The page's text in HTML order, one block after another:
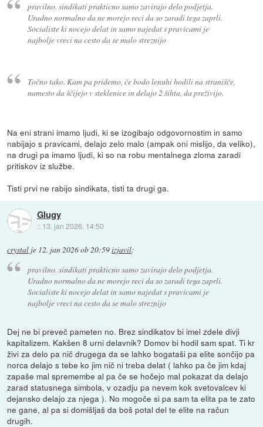
pravilno. sindikati prakticno samo zavirajo delo podjetja.
Uradno normalno da ne morejo reci da so zaradi tega zaprli.
Socialiste ki nocejo delat in samo najedat s pravicami je
najbolje vreci na cesto da se malo streznijo
Točno tako. Kam pa pridemo, če bodo lenuhi hodili na stranišče,
namesto da ščijejo v steklenice in delajo 2 šihta, da preživijo.
Na eni strani imamo ljudi, ki se izogibajo odgovornostim in samo
nabijajo s pravicami, delajo zelo malo (ampak oni mislijo, da veliko),
na drugi pa imamo ljudi, ki so na robu mentalnega zloma zaradi
pritiskov iz službe.
Tisti prvi ne rabijo sindikata, tisti ta drugi ga.
Glugy
:: 13. jan 2026, 14:50
crystal je 12. jan 2026 ob 20:59izjavil:
pravilno. sindikati prakticno samo zavirajo delo podjetja.
Uradno normalno da ne morejo reci da so zaradi tega zaprli.
Socialiste ki nocejo delat in samo najedat s pravicami je
najbolje vreci na cesto da se malo streznijo
Dej ne bi preveč pameten no. Brez sindikatov bi imel zdele divji
kapitalizem. Kakšen 8 urni delavnik? Domov bi hodil sam spat. Ti kr
živi za delo pa nič drugega da se lahko bogataši pa elite sončijo pa
norca delajo s tebe ko jim nič ni treba delat ( lahko pa če jim kdaj
zapaše mal spremembe al pa če se hočejo mal pokazat da delajo
zarad statusnega simbola, v ozadju pa nevem kok svetovalcev ki
dejansko delajo za njega ). No mogoče si pa sam ta elita pa te zato
ne gane, al pa si domišljaš da boš potal del te elite na račun
drugih.